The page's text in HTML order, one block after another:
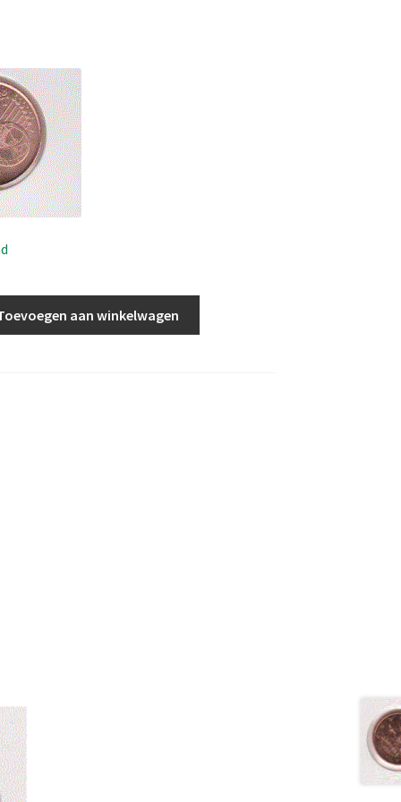
aan winkelwagen